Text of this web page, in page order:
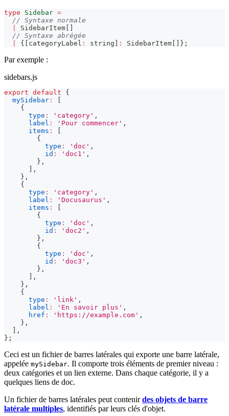
type Sidebar =
// Syntaxe normale
SidebarItem
// Syntaxe abrégée
{ categoryLabel : string : SidebarItem } ;
Par exemple :
sidebars.js
export default
{
mySidebar :
{
type : 'category' ,
label : 'Pour commencer' ,
items :
{
type : 'doc' ,
id : 'doc1' ,
} ,
,
} ,
{
type : 'category' ,
label : 'Docusaurus' ,
items :
{
type : 'doc' ,
id : 'doc2' ,
} ,
{
type : 'doc' ,
id : 'doc3' ,
} ,
,
} ,
{
type : 'link' ,
label : 'En savoir plus' ,
href : 'https://example.com' ,
} ,
,
} ;
Ceci est un fichier de barres latérales qui exporte une barre latérale,
appelée mySidebar. Il comporte trois éléments de premier niveau :
deux catégories et un lien externe. Dans chaque catégorie, il y a
quelques liens de doc.
Un fichier de barres latérales peut contenirdes objets de barre
latérale multiples, identifiés par leurs clés d'objet.